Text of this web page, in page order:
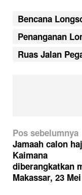
Bencana
Penanganan
Ruas Jalan
N
a
v
i
Pos sebelumnya
Jamaah calon
Kaimana
diberangkatkan
Makassar, 23 Mei